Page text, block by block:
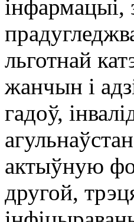
інфармацыі,
льготнай
жанчын і
гадоў,
актыўную
другой,